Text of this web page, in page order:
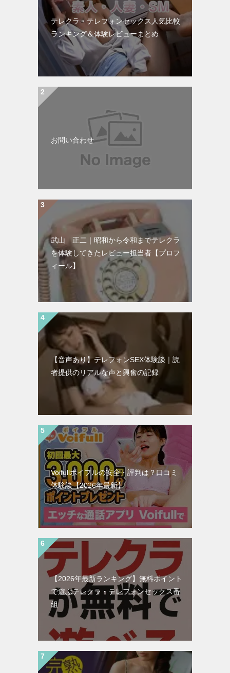
テレクラ・テレフォンセックス人気比較
ランキング＆体験レビューまとめ
お問い合わせ
武山 正二｜昭和から令和までテレクラ
を体験してきたレビュー担当者【プロフ
ィール】
【音声あり】テレフォンSEX体験談｜読
者提供のリアルな声と興奮の記録
Voifullボイフルの安全・評判は？口コミ
体験談【2026年最新】
【2026年最新ランキング】無料ポイント
で遊ぶテレクラ・テレフォンセックス番
組